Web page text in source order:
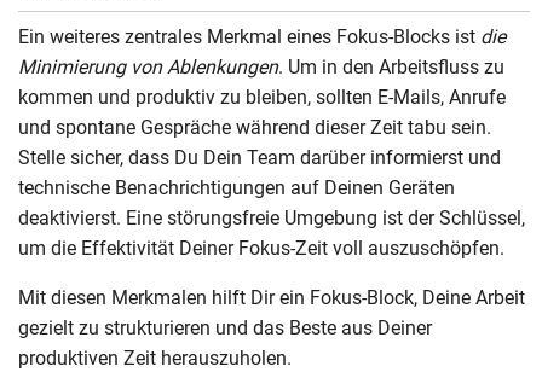
Ein weiteres zentrales Merkmal eines Fokus-Blocks ist die
Minimierung von Ablenkungen. Um in den Arbeitsfluss zu
kommen und produktiv zu bleiben, sollten E-Mails, Anrufe
und spontane Gespräche während dieser Zeit tabu sein.
Stelle sicher, dass Du Dein Team darüber informierst und
technische Benachrichtigungen auf Deinen Geräten
deaktivierst. Eine störungsfreie Umgebung ist der Schlüssel,
um die Effektivität Deiner Fokus-Zeit voll auszuschöpfen.
Mit diesen Merkmalen hilft Dir ein Fokus-Block, Deine Arbeit
gezielt zu strukturieren und das Beste aus Deiner
produktiven Zeit herauszuholen.